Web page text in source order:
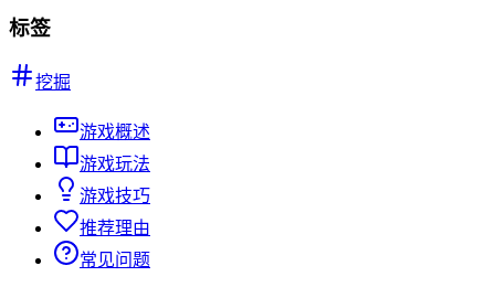
标签
挖掘
游戏概述
游戏玩法
游戏技巧
推荐理由
常见问题